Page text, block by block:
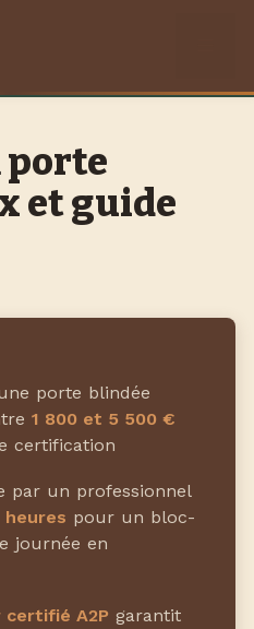
et guide
porte blindée
1 800 et 5 500 €
certification
par un professionnel
heures pour un bloc-
journée en
certifié A2P garantit